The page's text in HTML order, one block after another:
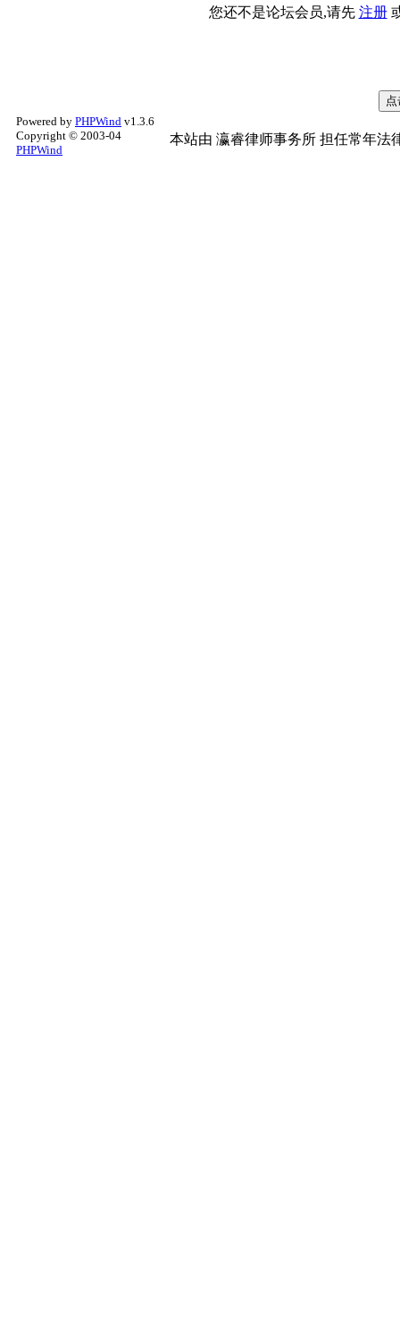
您还不是论坛会员,请先 注册
Powered by PHPWind v1.3.6
Copyright © 2003-04
PHPWind
本站由 瀛睿律师事务所 担任常年法